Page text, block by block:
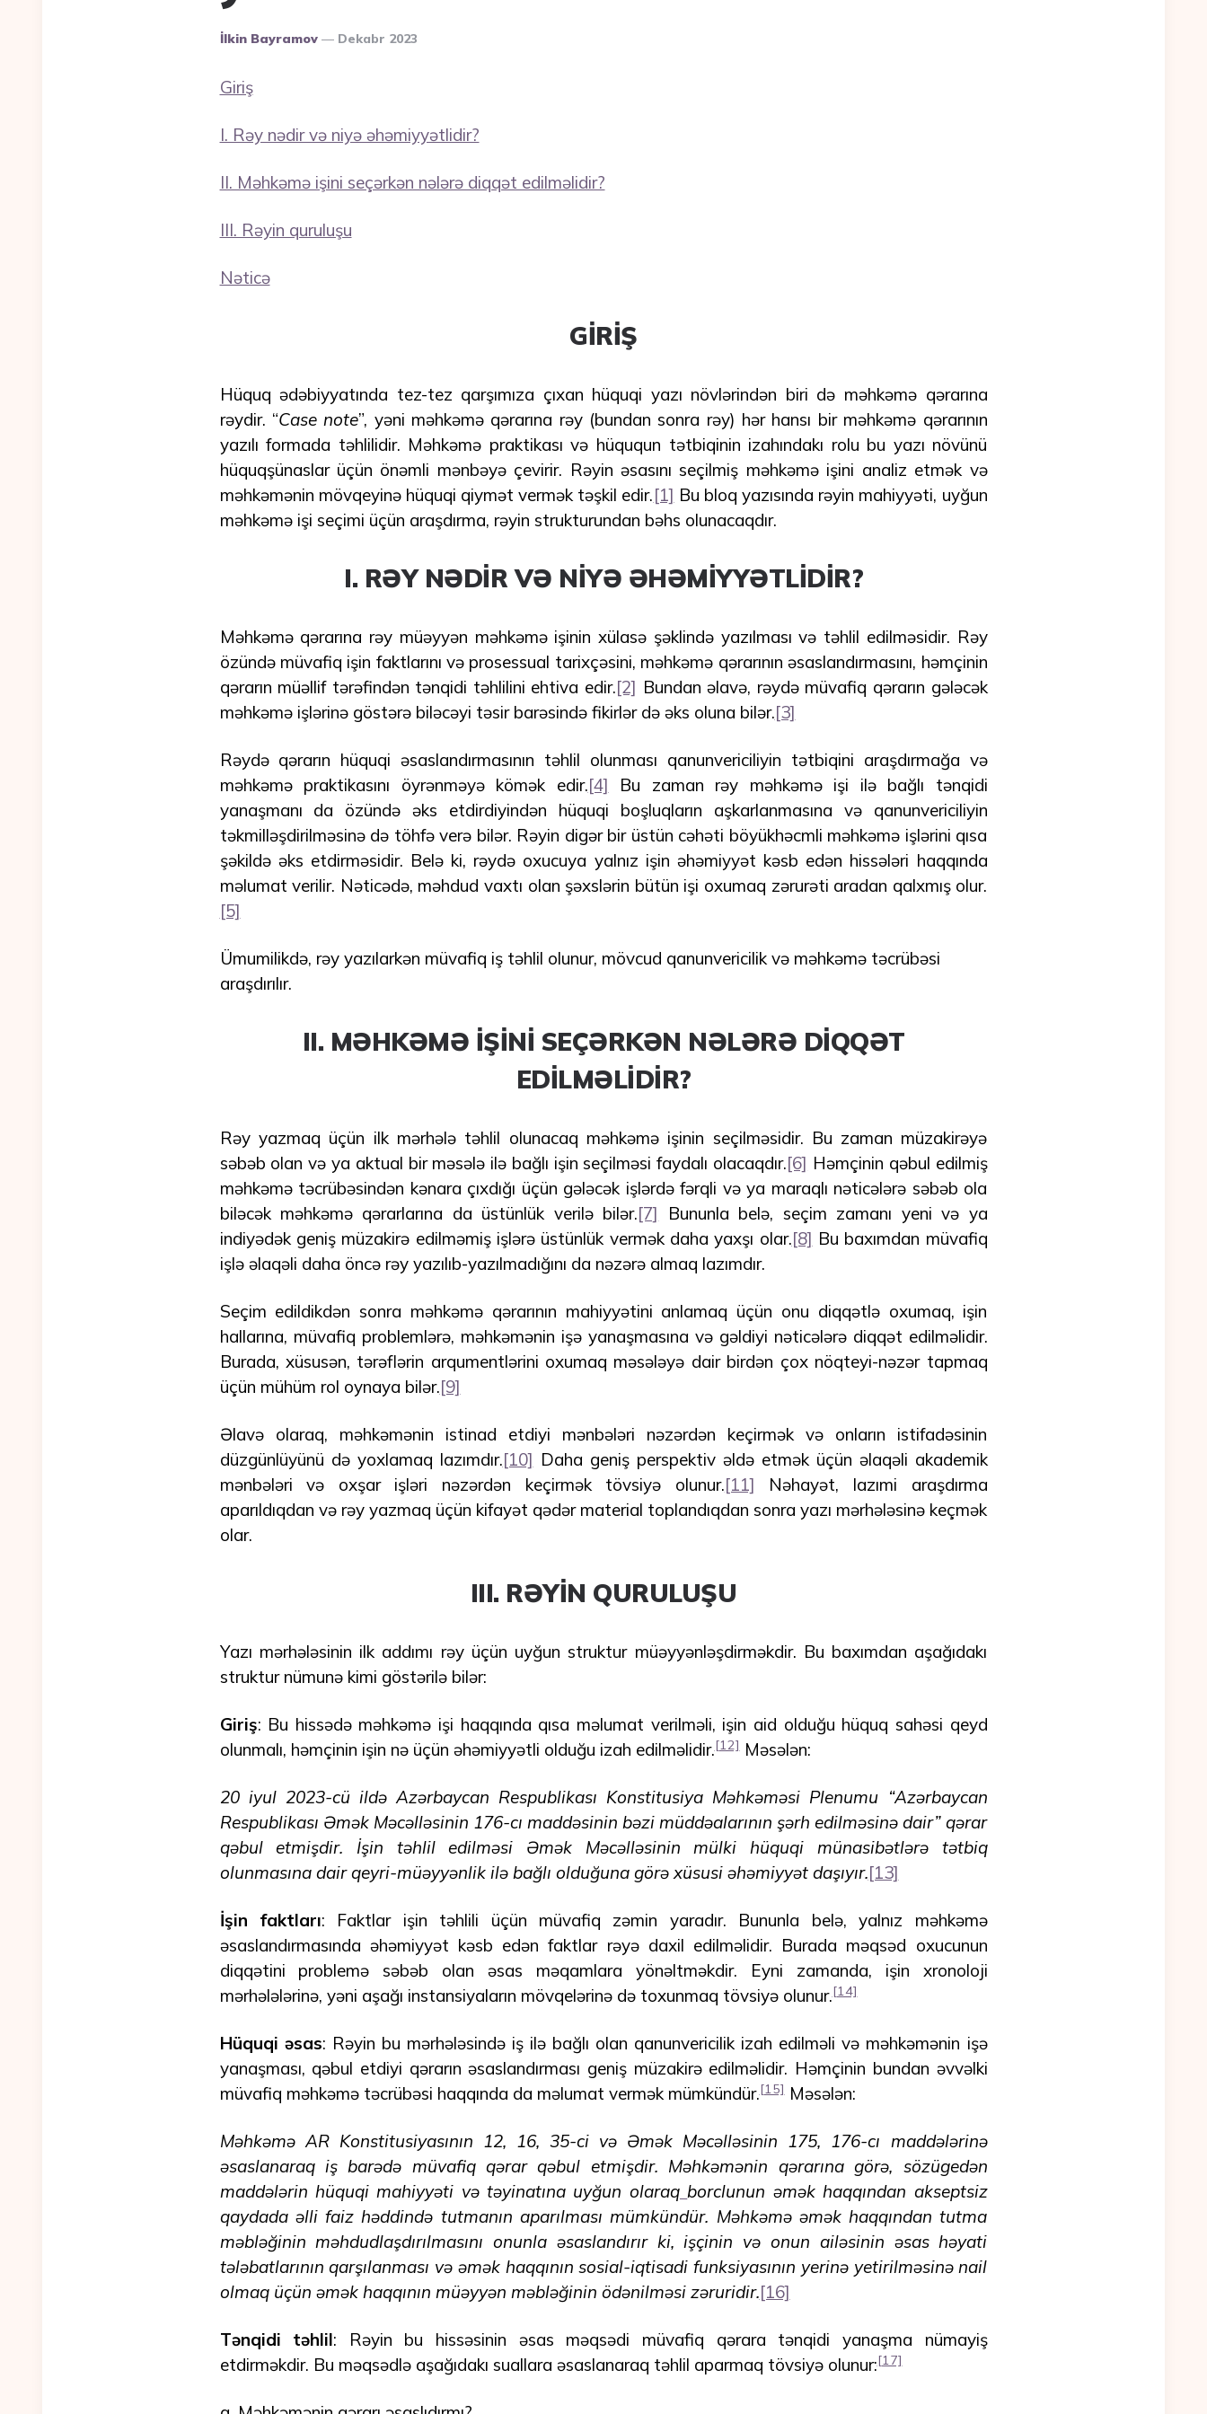
Posted
İlkin Bayramov Dekabr 2023
Giriş
I. Rəy nədir və niyə əhəmiyyətlidir?
II. Məhkəmə işini seçərkən nələrə diqqət edilməlidir?
III. Rəyin quruluşu
Nəticə
GİRİŞ
Hüquq ədəbiyyatında tez-tez qarşımıza çıxan hüquqi yazı növlərindən biri də məhkəmə qərarına
rəydir. “Case note”, yəni məhkəmə qərarına rəy (bundan sonra rəy) hər hansı bir məhkəmə qərarının
yazılı formada təhlilidir. Məhkəmə praktikası və hüququn tətbiqinin izahındakı rolu bu yazı növünü
hüquqşünaslar üçün önəmli mənbəyə çevirir. Rəyin əsasını seçilmiş məhkəmə işini analiz etmək və
məhkəmənin mövqeyinə hüquqi qiymət vermək təşkil edir.[1] Bu bloq yazısında rəyin mahiyyəti, uyğun
məhkəmə işi seçimi üçün araşdırma, rəyin strukturundan bəhs olunacaqdır.
I. RƏY NƏDİR VƏ NİYƏ ƏHƏMİYYƏTLİDİR?
Məhkəmə qərarına rəy müəyyən məhkəmə işinin xülasə şəklində yazılması və təhlil edilməsidir. Rəy
özündə müvafiq işin faktlarını və prosessual tarixçəsini, məhkəmə qərarının əsaslandırmasını, həmçinin
qərarın müəllif tərəfindən tənqidi təhlilini ehtiva edir.[2] Bundan əlavə, rəydə müvafiq qərarın gələcək
məhkəmə işlərinə göstərə biləcəyi təsir barəsində fikirlər də əks oluna bilər.[3]
Rəydə qərarın hüquqi əsaslandırmasının təhlil olunması qanunvericiliyin tətbiqini araşdırmağa və
məhkəmə praktikasını öyrənməyə kömək edir.[4] Bu zaman rəy məhkəmə işi ilə bağlı tənqidi
yanaşmanı da özündə əks etdirdiyindən hüquqi boşluqların aşkarlanmasına və qanunvericiliyin
təkmilləşdirilməsinə də töhfə verə bilər. Rəyin digər bir üstün cəhəti böyükhəcmli məhkəmə işlərini qısa
şəkildə əks etdirməsidir. Belə ki, rəydə oxucuya yalnız işin əhəmiyyət kəsb edən hissələri haqqında
məlumat verilir. Nəticədə, məhdud vaxtı olan şəxslərin bütün işi oxumaq zərurəti aradan qalxmış olur.
[5]
Ümumilikdə, rəy yazılarkən müvafiq iş təhlil olunur, mövcud qanunvericilik və məhkəmə təcrübəsi
araşdırılır.
II. MƏHKƏMƏ İŞİNİ SEÇƏRKƏN NƏLƏRƏ DİQQƏT
EDİLMƏLİDİR?
Rəy yazmaq üçün ilk mərhələ təhlil olunacaq məhkəmə işinin seçilməsidir. Bu zaman müzakirəyə
səbəb olan və ya aktual bir məsələ ilə bağlı işin seçilməsi faydalı olacaqdır.[6] Həmçinin qəbul edilmiş
məhkəmə təcrübəsindən kənara çıxdığı üçün gələcək işlərdə fərqli və ya maraqlı nəticələrə səbəb ola
biləcək məhkəmə qərarlarına da üstünlük verilə bilər.[7] Bununla belə, seçim zamanı yeni və ya
indiyədək geniş müzakirə edilməmiş işlərə üstünlük vermək daha yaxşı olar.[8] Bu baxımdan müvafiq
işlə əlaqəli daha öncə rəy yazılıb-yazılmadığını da nəzərə almaq lazımdır.
Seçim edildikdən sonra məhkəmə qərarının mahiyyətini anlamaq üçün onu diqqətlə oxumaq, işin
hallarına, müvafiq problemlərə, məhkəmənin işə yanaşmasına və gəldiyi nəticələrə diqqət edilməlidir.
Burada, xüsusən, tərəflərin arqumentlərini oxumaq məsələyə dair birdən çox nöqteyi-nəzər tapmaq
üçün mühüm rol oynaya bilər.[9]
Əlavə olaraq, məhkəmənin istinad etdiyi mənbələri nəzərdən keçirmək və onların istifadəsinin
düzgünlüyünü də yoxlamaq lazımdır.[10] Daha geniş perspektiv əldə etmək üçün əlaqəli akademik
mənbələri və oxşar işləri nəzərdən keçirmək tövsiyə olunur.[11] Nəhayət, lazımi araşdırma
aparıldıqdan və rəy yazmaq üçün kifayət qədər material toplandıqdan sonra yazı mərhələsinə keçmək
olar.
III. RƏYİN QURULUŞU
Yazı mərhələsinin ilk addımı rəy üçün uyğun struktur müəyyənləşdirməkdir. Bu baxımdan aşağıdakı
struktur nümunə kimi göstərilə bilər:
Giriş: Bu hissədə məhkəmə işi haqqında qısa məlumat verilməli, işin aid olduğu hüquq sahəsi qeyd
olunmalı, həmçinin işin nə üçün əhəmiyyətli olduğu izah edilməlidir.[12]Məsələn:
20 iyul 2023-cü ildə Azərbaycan Respublikası Konstitusiya Məhkəməsi Plenumu “Azərbaycan
Respublikası Əmək Məcəlləsinin 176-cı maddəsinin bəzi müddəalarının şərh edilməsinə dair” qərar
qəbul etmişdir. İşin təhlil edilməsi Əmək Məcəlləsinin mülki hüquqi münasibətlərə tətbiq
olunmasına dair qeyri-müəyyənlik ilə bağlı olduğuna görə xüsusi əhəmiyyət daşıyır.[13]
İşin faktları: Faktlar işin təhlili üçün müvafiq zəmin yaradır. Bununla belə, yalnız məhkəmə
əsaslandırmasında əhəmiyyət kəsb edən faktlar rəyə daxil edilməlidir. Burada məqsəd oxucunun
diqqətini problemə səbəb olan əsas məqamlara yönəltməkdir. Eyni zamanda, işin xronoloji
mərhələlərinə, yəni aşağı instansiyaların mövqelərinə də toxunmaq tövsiyə olunur.[14]
Hüquqi əsas: Rəyin bu mərhələsində iş ilə bağlı olan qanunvericilik izah edilməli və məhkəmənin işə
yanaşması, qəbul etdiyi qərarın əsaslandırması geniş müzakirə edilməlidir. Həmçinin bundan əvvəlki
müvafiq məhkəmə təcrübəsi haqqında da məlumat vermək mümkündür.[15]Məsələn:
Məhkəmə AR Konstitusiyasının 12, 16, 35-ci və Əmək Məcəlləsinin 175, 176-cı maddələrinə
əsaslanaraq iş barədə müvafiq qərar qəbul etmişdir. Məhkəmənin qərarına görə, sözügedən
maddələrin hüquqi mahiyyəti və təyinatına uyğun olaraq borclunun əmək haqqından akseptsiz
qaydada əlli faiz həddində tutmanın aparılması mümkündür. Məhkəmə əmək haqqından tutma
məbləğinin məhdudlaşdırılmasını onunla əsaslandırır ki, işçinin və onun ailəsinin əsas həyati
tələbatlarının qarşılanması və əmək haqqının sosial-iqtisadi funksiyasının yerinə yetirilməsinə nail
olmaq üçün əmək haqqının müəyyən məbləğinin ödənilməsi zəruridir.[16]
Tənqidi təhlil: Rəyin bu hissəsinin əsas məqsədi müvafiq qərara tənqidi yanaşma nümayiş
etdirməkdir. Bu məqsədlə aşağıdakı suallara əsaslanaraq təhlil aparmaq tövsiyə olunur:[17]